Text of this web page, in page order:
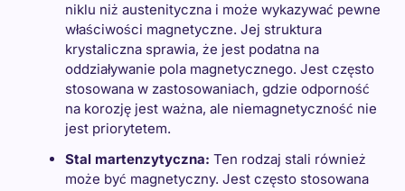
niklu niż austenityczna i może wykazywać pewne
właściwości magnetyczne. Jej struktura
krystaliczna sprawia, że jest podatna na
oddziaływanie pola magnetycznego. Jest często
stosowana w zastosowaniach, gdzie odporność
na korozję jest ważna, ale niemagnetyczność nie
jest priorytetem.
Stal martenzytyczna: Ten rodzaj stali również
może być magnetyczny. Jest często stosowana